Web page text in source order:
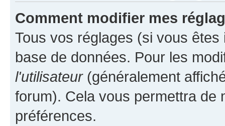
Comment modifier mes
Tous vos réglages (si vous
base de données. Pour les
l'utilisateur(généralement
forum). Cela vous permettra de
préférences.